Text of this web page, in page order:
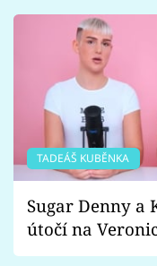
TADEÁŠ KUBĚNKA
Sugar Denny a
útočí na
Proč je podle